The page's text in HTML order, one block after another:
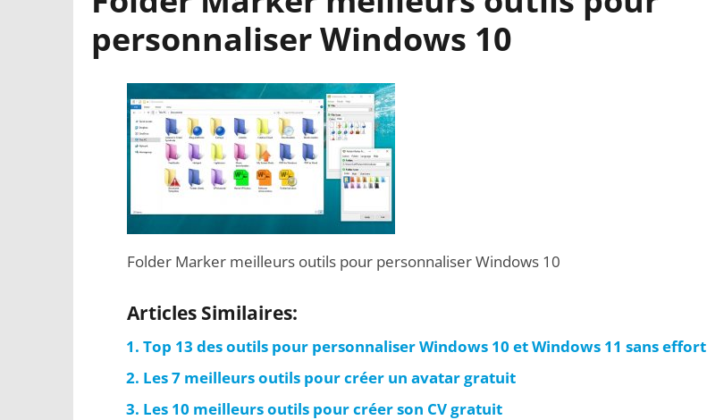
personnaliser Windows 10
Folder Marker meilleurs outils pour personnaliser Windows 10
Articles Similaires:
Top 13 des outils pour personnaliser Windows 10 et Windows 11 sans effort
Les 7 meilleurs outils pour créer un avatar gratuit
Les 10 meilleurs outils pour créer son CV gratuit